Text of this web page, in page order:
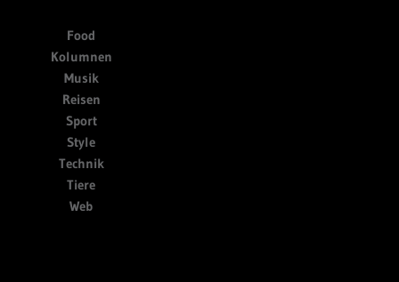
Food
Kolumnen
Musik
Reisen
Sport
Style
Technik
Tiere
Web